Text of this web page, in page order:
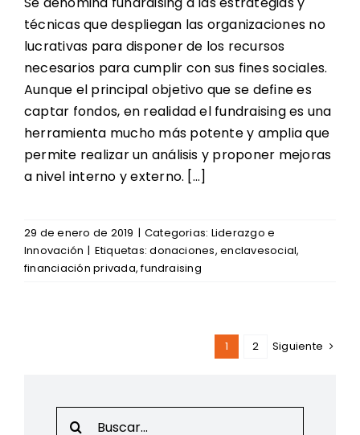
técnicas que despliegan las organizaciones no
lucrativas para disponer de los recursos
necesarios para cumplir con sus fines sociales.
Aunque el principal objetivo que se define es
captar fondos, en realidad el fundraising es una
herramienta mucho más potente y amplia que
permite realizar un análisis y proponer mejoras
a nivel interno y externo. […]
29 de enero de 2019 | Categorias: Liderazgo e
Innovación | Etiquetas:donaciones,enclavesocial,
financiación privada,fundraising
1 2 Siguiente
Search